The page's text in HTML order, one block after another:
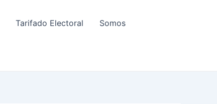
Tarifado Electoral Somos